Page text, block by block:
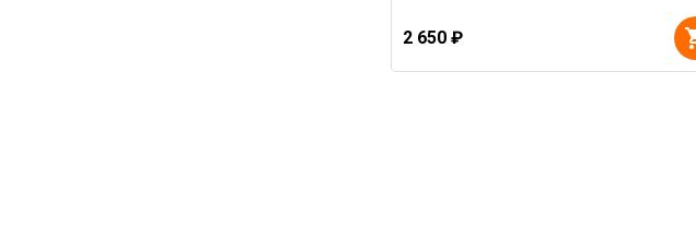
2 650 ₽